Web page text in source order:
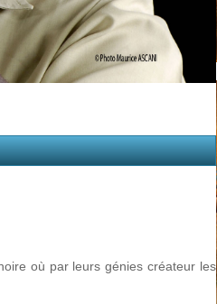
où par leurs génies créateur les